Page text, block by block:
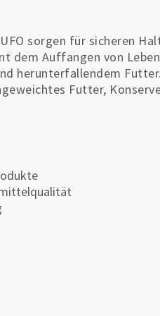
sorgen für sicheren
dem Auffangen von
herunterfallendem
Futter,